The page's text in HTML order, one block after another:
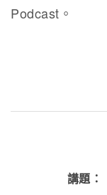
Podcast。
講題：